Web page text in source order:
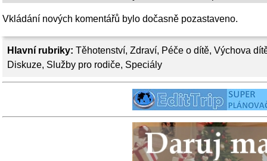
Hlavní rubriky: Těhotenství, Zdraví, Péče o dítě, Výchova
Diskuze, Služby pro rodiče, Speciály
Vkládání nových komentářů bylo dočasně pozastaveno.